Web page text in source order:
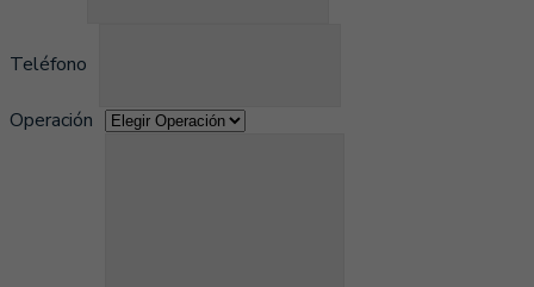
Teléfono
Operación